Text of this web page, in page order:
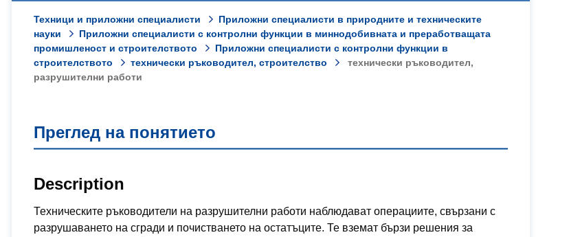
Техници и приложни специалисти
Приложни специалисти в природните и техническите
науки
Приложни специалисти с контролни функции в миннодобивната и преработващата
промишленост и строителството
Приложни специалисти с контролни функции в
строителството
технически ръководител, строителство
технически ръководител,
разрушителни работи
Преглед на понятието
Description
Техническите ръководители на разрушителни работи наблюдават операциите, свързани с
разрушаването на сгради и почистването на остатъците. Те вземат бързи решения за